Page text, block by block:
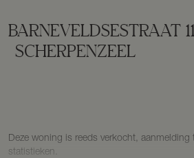
BARNEVELDSESTRAAT 11
SCHERPENZEEL
Deze woning is reeds verkocht, aanmelding
statistieken.